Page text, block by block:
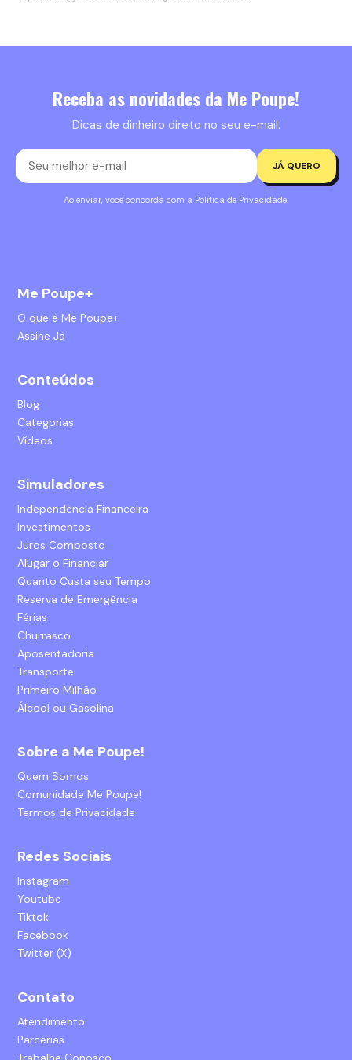
Receba as novidades da Me Poupe!
Dicas de dinheiro direto no seu e-mail.
JÁ QUERO
Ao enviar, você concorda com a Política de Privacidade.
Me Poupe+
O que é Me Poupe+
Assine Já
Conteúdos
Blog
Categorias
Vídeos
Simuladores
Independência Financeira
Investimentos
Juros Composto
Alugar o Financiar
Quanto Custa seu Tempo
Reserva de Emergência
Férias
Churrasco
Aposentadoria
Transporte
Primeiro Milhão
Álcool ou Gasolina
Sobre a Me Poupe!
Quem Somos
Comunidade Me Poupe!
Termos de Privacidade
Redes Sociais
Instagram
Youtube
Tiktok
Facebook
Twitter (X)
Contato
Atendimento
Parcerias